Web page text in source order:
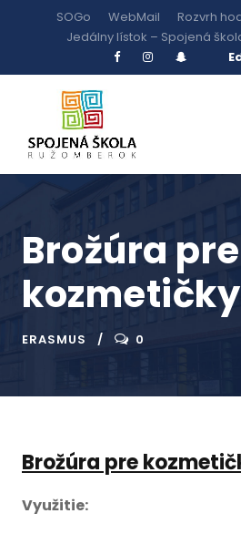
SOGo WebMail Rozvrh
Jedálny lístok – Spojená
Brožúra pre
kozmetičky
ERASMUS 0
Brožúra pre
Využitie: